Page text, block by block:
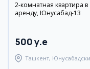
2-комнатная квартира в
аренду, Юнусабад-13
500 y.e
Ташкент,